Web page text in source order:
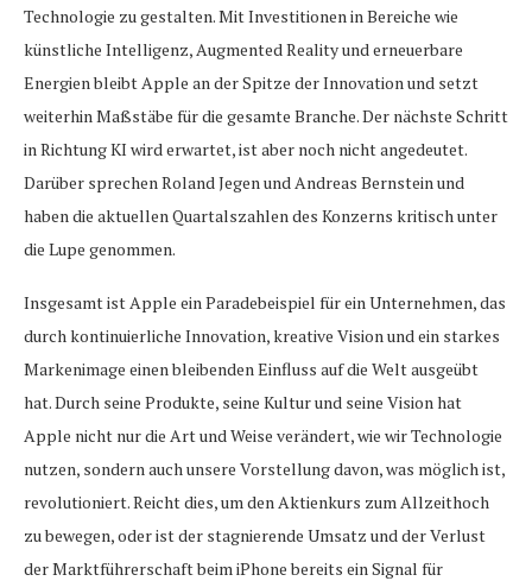
Technologie zu gestalten. Mit Investitionen in Bereiche wie
künstliche Intelligenz, Augmented Reality und erneuerbare
Energien bleibt Apple an der Spitze der Innovation und setzt
weiterhin Maßstäbe für die gesamte Branche. Der nächste Schritt
in Richtung KI wird erwartet, ist aber noch nicht angedeutet.
Darüber sprechen Roland Jegen und Andreas Bernstein und
haben die aktuellen Quartalszahlen des Konzerns kritisch unter
die Lupe genommen.
Insgesamt ist Apple ein Paradebeispiel für ein Unternehmen, das
durch kontinuierliche Innovation, kreative Vision und ein starkes
Markenimage einen bleibenden Einfluss auf die Welt ausgeübt
hat. Durch seine Produkte, seine Kultur und seine Vision hat
Apple nicht nur die Art und Weise verändert, wie wir Technologie
nutzen, sondern auch unsere Vorstellung davon, was möglich ist,
revolutioniert. Reicht dies, um den Aktienkurs zum Allzeithoch
zu bewegen, oder ist der stagnierende Umsatz und der Verlust
der Marktführerschaft beim iPhone bereits ein Signal für